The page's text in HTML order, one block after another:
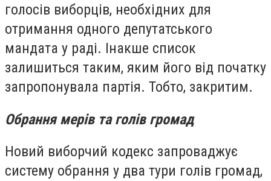
голосів виборців, необхідних для
отримання одного депутатського
мандата у раді. Інакше список
залишиться таким, яким його від початку
запропонувала партія. Тобто, закритим.
Обрання мерів та голів громад
Новий виборчий кодекс запроваджує
систему обрання у два тури голів громад,